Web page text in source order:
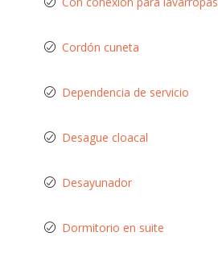
Cordón cuneta
Dependencia de servicio
Desague cloacal
Desayunador
Dormitorio en suite